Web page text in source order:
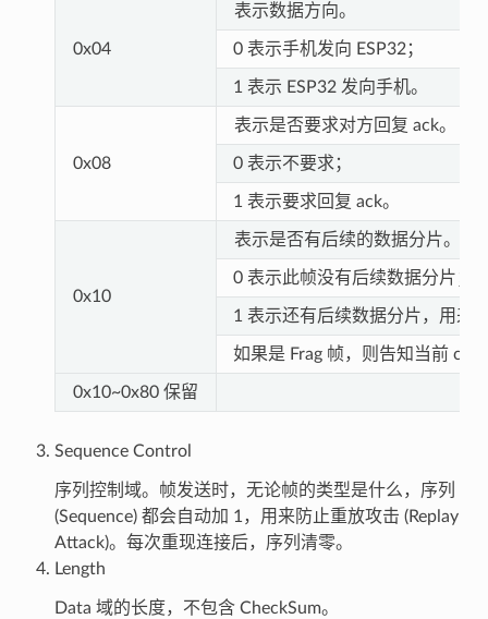
0x04
表示数据方向。
0 表示手机发向 ESP32；
1 表示 ESP32 发向手机。
0x08
表示是否要求对方回复 ack。
0 表示不要求；
1 表示要求回复 ack。
0x10
表示是否有后续的数据分片。
0 表示此帧没有后续数据分片；
1 表示还有后续数据分片，用来
如果是 Frag 帧，则告知当前
0x10~0x80 保留
Sequence Control
序列控制域。帧发送时，无论帧的类型是什么，序列
(Sequence) 都会自动加 1，用来防止重放攻击 (Replay
Attack)。每次重现连接后，序列清零。
Length
Data 域的长度，不包含 CheckSum。